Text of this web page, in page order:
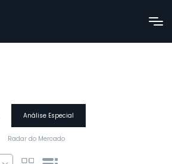
Análise Especial
Radar do Mercado